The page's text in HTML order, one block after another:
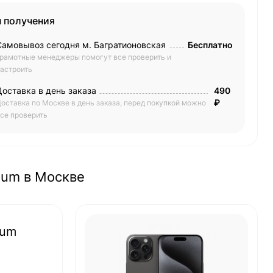
сегодня м. Багратионовская
менеджеры помогут все проверить и
Бесплатно
в день заказа
по Москве в день заказа, перед покупкой можно
проверить
490
₽
в Москве